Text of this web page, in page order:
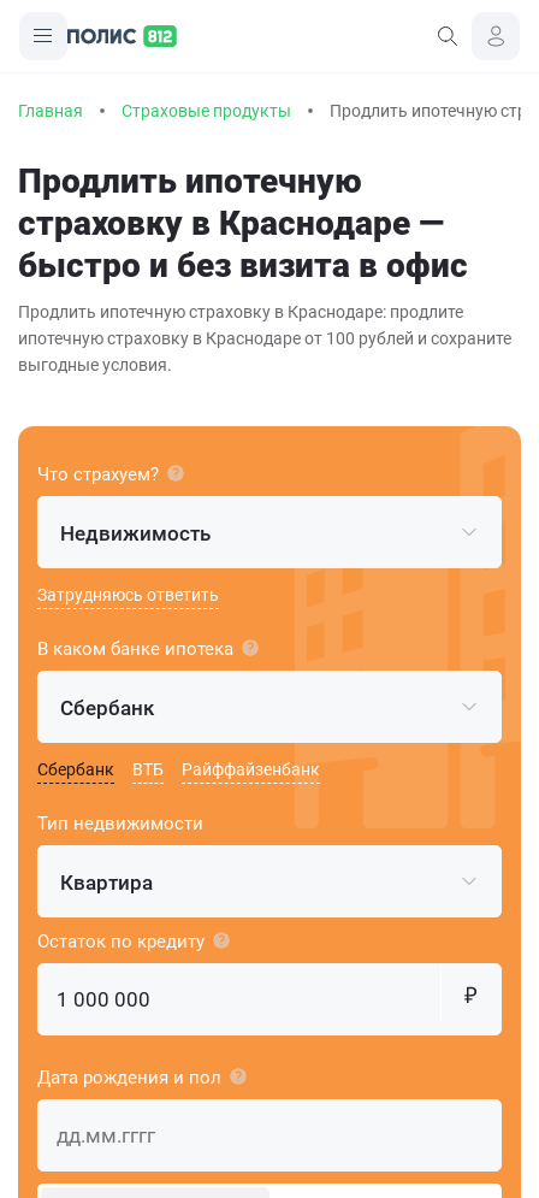
Главная Страховые продукты Продлить ипотечную
Продлить ипотечную
страховку в Краснодаре —
быстро и без визита в офис
Продлить ипотечную страховку в Краснодаре: продлите
ипотечную страховку в Краснодаре от 100 рублей и сохраните
выгодные условия.
Что страхуем?
Недвижимость
Затрудняюсь ответить
В каком банке ипотека
Сбербанк
Сбербанк ВТБ Райффайзенбанк
Тип недвижимости
Квартира
Остаток по кредиту
Дата рождения и пол